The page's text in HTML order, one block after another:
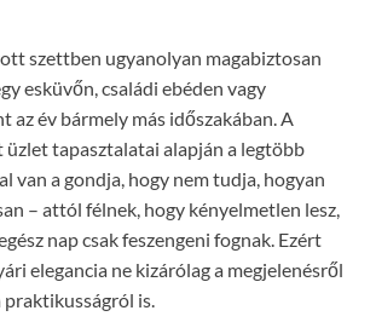
szettben ugyanolyan magabiztosan
esküvőn, családi ebéden vagy
az év bármely más időszakában. A
tapasztalatai alapján a legtöbb
van a gondja, hogy nem tudja, hogyan
– attól félnek, hogy kényelmetlen lesz,
nap csak feszengeni fognak. Ezért
elegancia ne kizárólag a megjelenésről
is.